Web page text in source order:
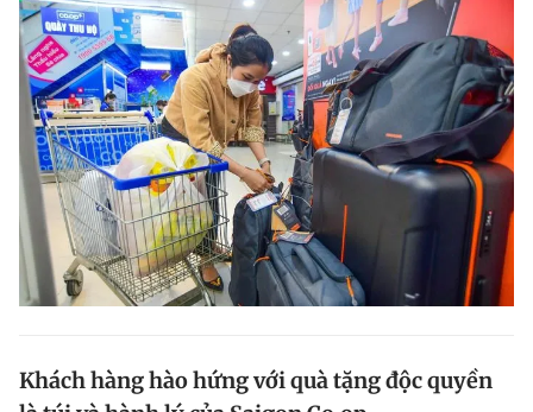
Khách hàng hào hứng với quà tặng độc quyền